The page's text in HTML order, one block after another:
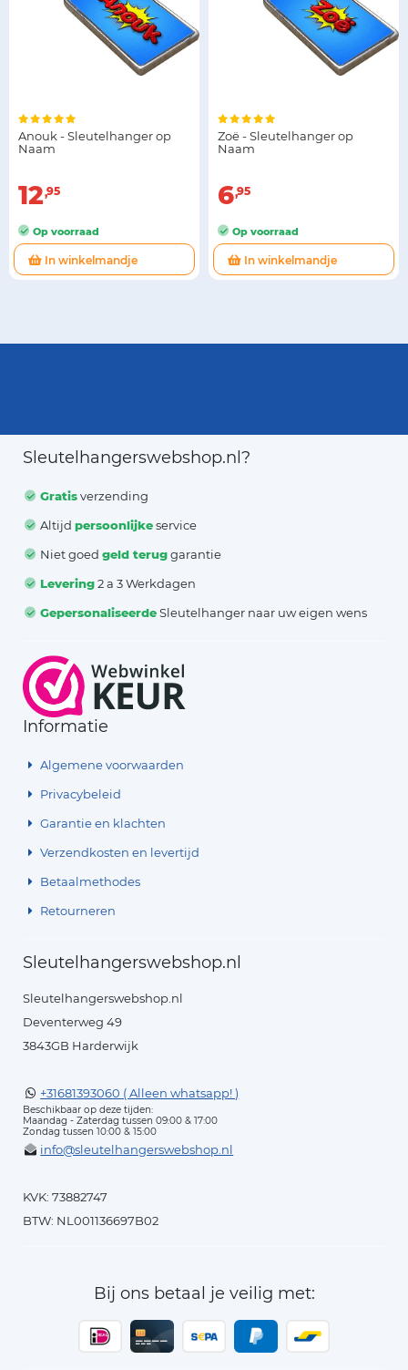
Anouk - Sleutelhanger op
Naam
12 95
Op voorraad
In winkelmandje
Zoë - Sleutelhanger op
Naam
6 95
Op voorraad
In winkelmandje
Sleutelhangerswebshop.nl?
Gratisverzending
Altijdpersoonlijkeservice
Niet goedgeld teruggarantie
Levering2 a 3 Werkdagen
GepersonaliseerdeSleutelhanger naar uw eigen wens
Informatie
Algemene voorwaarden
Privacybeleid
Garantie en klachten
Verzendkosten en levertijd
Betaalmethodes
Retourneren
Sleutelhangerswebshop.nl
Sleutelhangerswebshop.nl
Deventerweg 49
3843GB Harderwijk
+31681393060 ( Alleen whatsapp! )
Beschikbaar op deze tijden:
Maandag - Zaterdag tussen 09:00 & 17:00
Zondag tussen 10:00 & 15:00
info@sleutelhangerswebshop.nl
KVK: 73882747
BTW: NL001136697B02
Bij ons betaal je veilig met: